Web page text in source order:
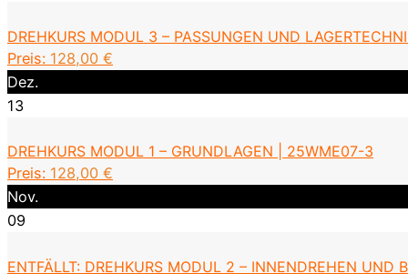
DREHKURS MODUL 3 – PASSUNGEN UND
Preis: 128,00 €
Dez.
13
DREHKURS MODUL 1 – GRUNDLAGEN | 25WME07-3
Preis: 128,00 €
Nov.
09
ENTFÄLLT: DREHKURS MODUL 2 – INNENDREHEN UND